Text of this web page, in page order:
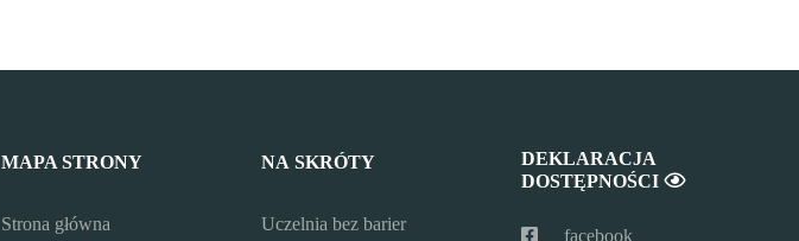
MAPA STRONY
Strona główna
NA SKRÓTY
Uczelnia bez barier
DEKLARACJA
DOSTĘPNOŚCI
facebook